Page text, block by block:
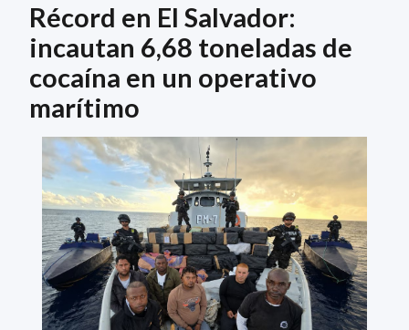
Récord en El Salvador:
incautan 6,68 toneladas de
cocaína en un operativo
marítimo